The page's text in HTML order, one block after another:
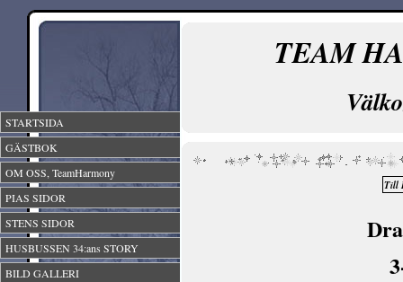
STARTSIDA
GÄSTBOK
OM OSS, TeamHarmony
PIAS SIDOR
STENS SIDOR
HUSBUSSEN 34:ans STORY
BILD GALLERI
TEAM
Till